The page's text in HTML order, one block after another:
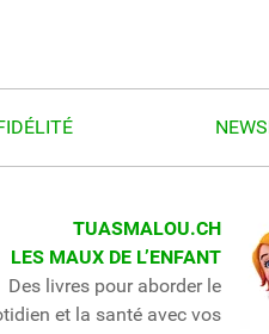
TUASMALOU.CH
LES MAUX DE L’ENFANT
Des livres pour aborder le
et la santé avec vos